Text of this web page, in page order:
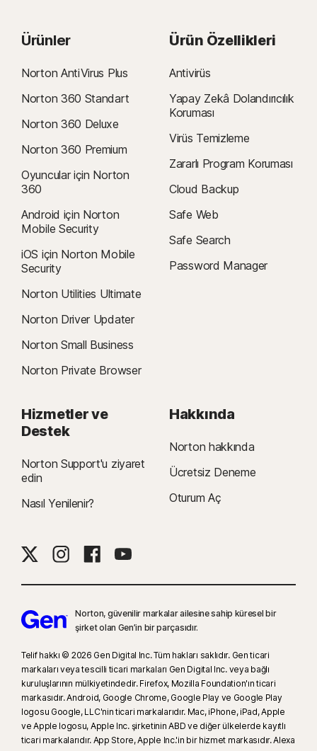
Ürünler
Norton AntiVirus Plus
Norton 360 Standart
Norton 360 Deluxe
Norton 360 Premium
Oyuncular için Norton
360
Android için Norton
Mobile Security
iOS için Norton Mobile
Security
Norton Utilities Ultimate
Norton Driver Updater
Norton Small Business
Norton Private Browser
Ürün Özellikleri
Antivirüs
Yapay Zekâ Dolandırıcılık
Koruması
Virüs Temizleme
Zararlı Program Koruması
Cloud Backup
Safe Web
Safe Search
Password Manager
Hizmetler ve
Destek
Norton Support'u ziyaret
edin
Nasıl Yenilenir?
Hakkında
Norton hakkında
Ücretsiz Deneme
Oturum Aç
Norton, güvenilir markalar ailesine sahip küresel bir
şirket olan Gen’in bir parçasıdır.
Telif hakkı © 2026 Gen Digital Inc. Tüm hakları saklıdır. Gen ticari
markaları veya tescilli ticari markaları Gen Digital Inc. veya bağlı
kuruluşlarının mülkiyetindedir. Firefox, Mozilla Foundation'ın ticari
markasıdır. Android, Google Chrome, Google Play ve Google Play
logosu Google, LLC'nin ticari markalarıdır. Mac, iPhone, iPad, Apple
ve Apple logosu, Apple Inc. şirketinin ABD ve diğer ülkelerde kayıtlı
ticari markalarıdır. App Store, Apple Inc.'in bir hizmet markasıdır. Alexa